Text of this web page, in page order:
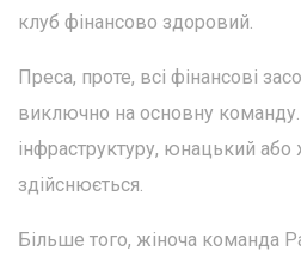
клуб фінансово здоровий.
Преса, проте, всі фінансові
виключно на основну
інфраструктуру, юнацький або
здійснюється.
Більше того, жіноча команда